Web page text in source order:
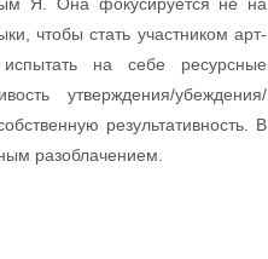
чтобы стать участником арт-
испытать на себе ресурсные
утверждения/убеждения/
результативность. В
разоблачением.